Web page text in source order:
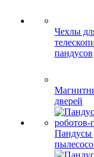
Чехлы
пандусов
дверей
Пандусы